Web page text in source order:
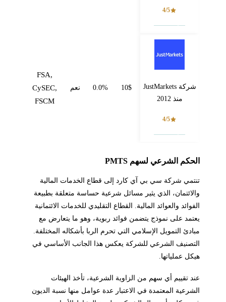
4/5
شركة JustMarkets
منذ 2012
4/5
10$
0.0% نعم
FSA,
CySEC,
FSCM
الحكم الشرعي لسهم PMTS
تنتمي شركة سي بي آي كارد إلى قطاع الخدمات المالية
والائتمان، الذي يثير مسائل شرعية حساسة متعلقة بطبيعة
الفوائد والعوائد المالية. القطاع التقليدي للخدمات الائتمانية
يعتمد على نموذج يتضمن فوائد ربوية، وهو ما يتعارض مع
مبادئ التمويل الإسلامي التي تحرم الربا بأشكاله المختلفة.
التصنيف الشرعي للشركة يعكس هذا الجانب الأساسي في
هيكل عملياتها.
عند تقييم أي سهم من الزاوية الشرعية، تأخذ الهيئات
الشرعية المعتمدة في الاعتبار عدة عوامل منها نسبة الديون